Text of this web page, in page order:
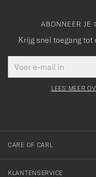
ABONNEER JE
Krijg snel toegang
mailadres
veldBedankt
voor
onze
nieuwsbrief!
LEES MEER
CARE OF CARL
KLANTENSERVICE